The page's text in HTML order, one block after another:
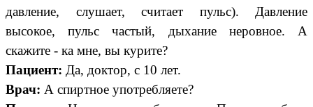
давление, слушает, считает пульс). Давление
высокое, пульс частый, дыхание неровное. А
скажите - ка мне, вы курите?
Пациент: Да, доктор, с 10 лет.
Врач: А спиртное употребляете?